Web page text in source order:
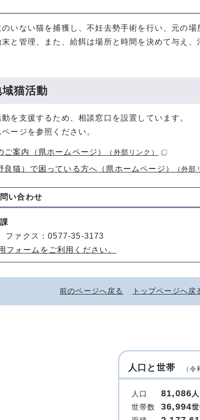
いない猫を捕獲し、不妊去勢手術を行い、元の場
と管理、また、給餌は場所と時間を決めて与え
猫活動
を支援するため、相談窓口を設置しています。
ージを参照ください。
案内（県ホームページ） （外部リンク）
猫）で困っている方へ（県ホームページ） （外部
い合わせ
ァクス：0577-35-3173
フォームをご利用ください。
前のページへ戻る トップページへ戻
人口と世帯 （
人口 81,086 人
世帯数
36,994